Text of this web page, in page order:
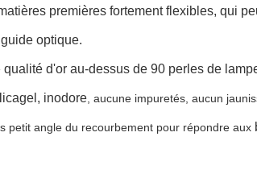
premières fortement flexibles, qui
optique.
d'or au-dessus de 90 perles de
inodore , aucune impuretés, aucun
petit angle du recourbement pour répondre aux